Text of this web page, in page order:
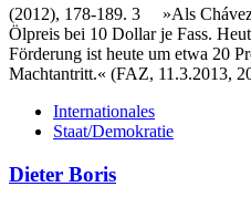
(2012), 178-189. 3 »Als Chávez
Ölpreis bei 10 Dollar je Fass.
Förderung ist heute um etwa 20
Machtantritt.« (FAZ, 11.3.2013,
Internationales
Staat/Demokratie
Dieter Boris